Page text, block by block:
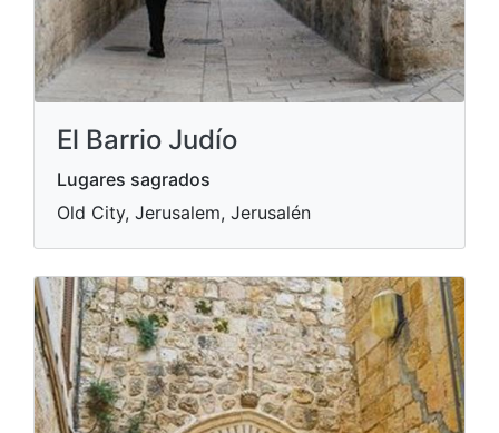
El Barrio Judío
Lugares sagrados
Old City, Jerusalem, Jerusalén